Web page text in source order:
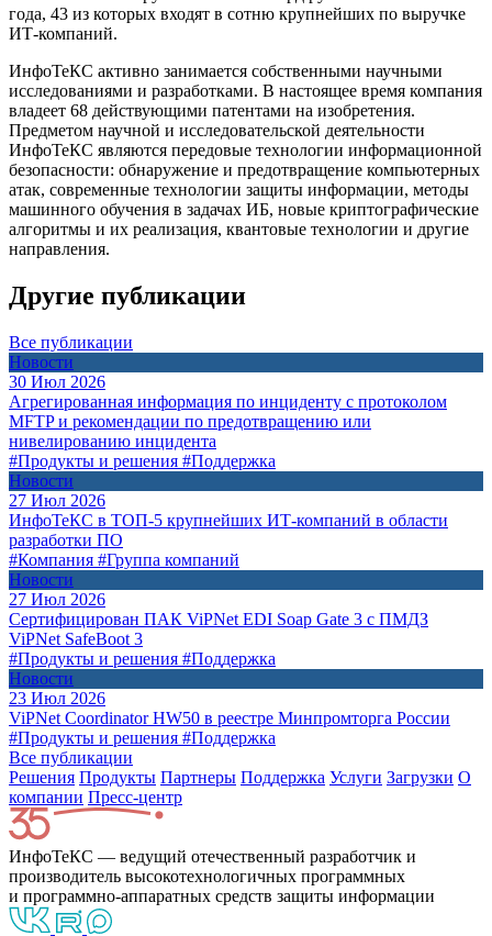
года, 43 из которых входят в сотню крупнейших по выручке
ИТ-компаний.
ИнфоТеКС активно занимается собственными научными
исследованиями и разработками. В настоящее время компания
владеет 68 действующими патентами на изобретения.
Предметом научной и исследовательской деятельности
ИнфоТеКС являются передовые технологии информационной
безопасности: обнаружение и предотвращение компьютерных
атак, современные технологии защиты информации, методы
машинного обучения в задачах ИБ, новые криптографические
алгоритмы и их реализация, квантовые технологии и другие
направления.
Другие публикации
Все публикации
Новости
30 Июл 2026
Агрегированная информация по инциденту с протоколом
MFTP и рекомендации по предотвращению или
нивелированию инцидента
#Продукты и решения #Поддержка
Новости
27 Июл 2026
ИнфоТеКС в ТОП-5 крупнейших ИТ-компаний в области
разработки ПО
#Компания #Группа компаний
Новости
27 Июл 2026
Сертифицирован ПАК ViPNet EDI Soap Gate 3 с ПМДЗ
ViPNet SafeBoot 3
#Продукты и решения #Поддержка
Новости
23 Июл 2026
ViPNet Coordinator HW50 в реестре Минпромторга России
#Продукты и решения #Поддержка
Все публикации
Решения Продукты Партнeры Поддержка Услуги Загрузки О
компании Пресс-центр
ИнфоТеКС — ведущий отечественный разработчик и
производитель высокотехнологичных программных
и программно-аппаратных средств защиты информации